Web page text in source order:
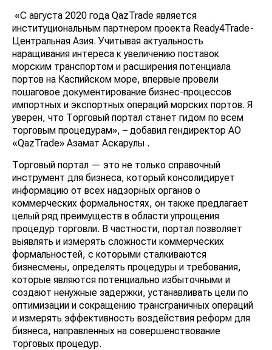
«С августа 2020 года QazTrade является
институциональным партнером проекта Ready4Trade-
Центральная Азия. Учитывая актуальность
наращивания интереса к увеличению поставок
морским транспортом и расширения потенциала
портов на Каспийском море, впервые провели
пошаговое документирование бизнес-процессов
импортных и экспортных операций морских портов. Я
уверен, что Торговый портал станет гидом по всем
торговым процедурам», – добавил гендиректор АО
«QazTrade» Азамат Аскарулы .
Торговый портал — это не только справочный
инструмент для бизнеса, который консолидирует
информацию от всех надзорных органов о
коммерческих формальностях, он также предлагает
целый ряд преимуществ в области упрощения
процедур торговли. В частности, портал позволяет
выявлять и измерять сложности коммерческих
формальностей, с которыми сталкиваются
бизнесмены, определять процедуры и требования,
которые являются потенциально избыточными и
создают ненужные задержки, устанавливать цели по
оптимизации и сокращению трансграничных операций
и измерять эффективность воздействия реформ для
бизнеса, направленных на совершенствование
торговых процедур.